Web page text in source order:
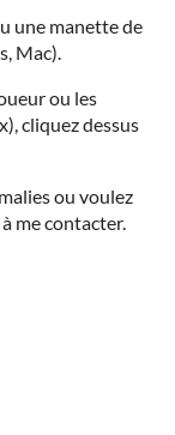
une manette de
Mac).
ou les
cliquez dessus
ou voulez
me contacter.